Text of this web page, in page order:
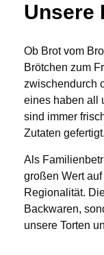
Unsere
Ob Brot vom
Brötchen zum
zwischendurch
eines haben all
sind immer
Zutaten gefertigt.
Als
großen Wert
Regionalität.
Backwaren,
unsere Torten